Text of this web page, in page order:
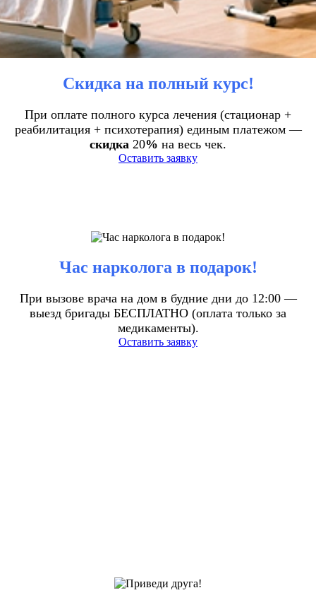
Скидка на полный курс!
При оплате полного курса лечения (стационар +
реабилитация + психотерапия) единым платежом —
скидка 20% на весь чек.
Оставить заявку
Час нарколога в подарок!
При вызове врача на дом в будние дни до 12:00 —
выезд бригады БЕСПЛАТНО (оплата только за
медикаменты).
Оставить заявку